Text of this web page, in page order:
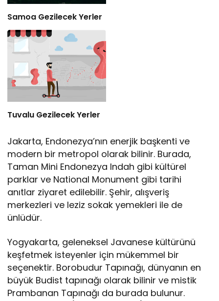
Samoa Gezilecek Yerler
Tuvalu Gezilecek Yerler
Jakarta, Endonezya’nın enerjik başkenti ve
modern bir metropol olarak bilinir. Burada,
Taman Mini Endonezya Indah gibi kültürel
parklar ve National Monument gibi tarihi
anıtlar ziyaret edilebilir. Şehir, alışveriş
merkezleri ve leziz sokak yemekleri ile de
ünlüdür.
Yogyakarta, geleneksel Javanese kültürünü
keşfetmek isteyenler için mükemmel bir
seçenektir. Borobudur Tapınağı, dünyanın en
büyük Budist tapınağı olarak bilinir ve mistik
Prambanan Tapınağı da burada bulunur.